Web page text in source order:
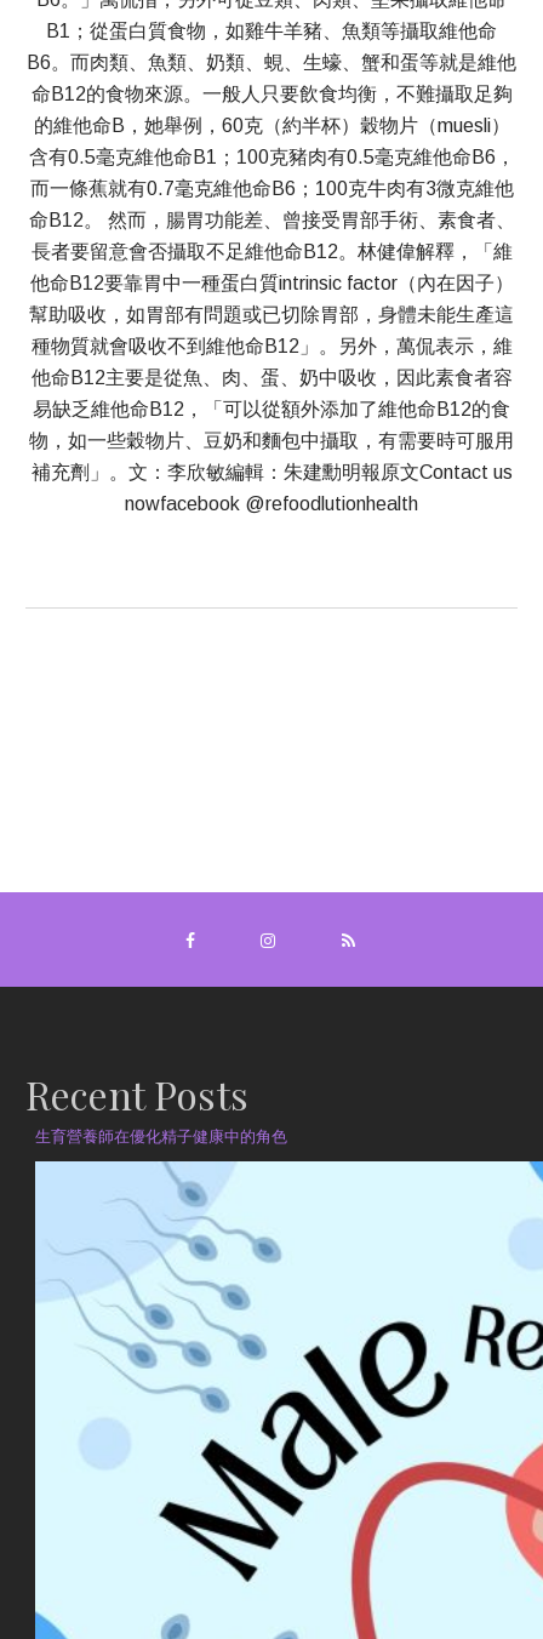
B1；從蛋白質食物，如雞牛羊豬、魚類等攝取維他命
B6。而肉類、魚類、奶類、蜆、生蠔、蟹和蛋等就是維他
命B12的食物來源。一般人只要飲食均衡，不難攝取足夠
的維他命B，她舉例，60克（約半杯）穀物片（muesli）
含有0.5毫克維他命B1；100克豬肉有0.5毫克維他命B6，
而一條蕉就有0.7毫克維他命B6；100克牛肉有3微克維他
命B12。 然而，腸胃功能差、曾接受胃部手術、素食者、
長者要留意會否攝取不足維他命B12。林健偉解釋，「維
他命B12要靠胃中一種蛋白質intrinsic factor（內在因子）
幫助吸收，如胃部有問題或已切除胃部，身體未能生產這
種物質就會吸收不到維他命B12」。另外，萬侃表示，維
他命B12主要是從魚、肉、蛋、奶中吸收，因此素食者容
易缺乏維他命B12，「可以從額外添加了維他命B12的食
物，如一些穀物片、豆奶和麵包中攝取，有需要時可服用
補充劑」。文：李欣敏編輯：朱建勳明報原文Contact us
nowfacebook @refoodlutionhealth
Recent Posts
生育營養師在優化精子健康中的角色